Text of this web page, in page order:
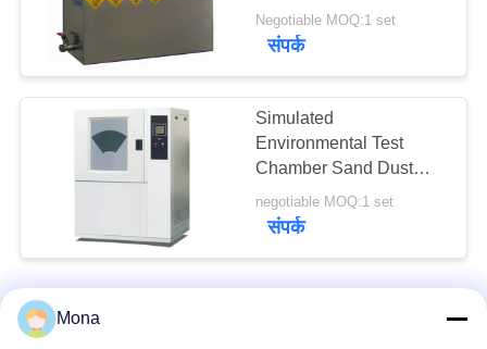
Temperature Chamber
Oil Bath Sink
Negotiable MOQ:1 set
संपर्क
Simulated
Environmental Test
Chamber Sand Dust
Resistance Testing
Machine
negotiable MOQ:1 set
संपर्क
Mona